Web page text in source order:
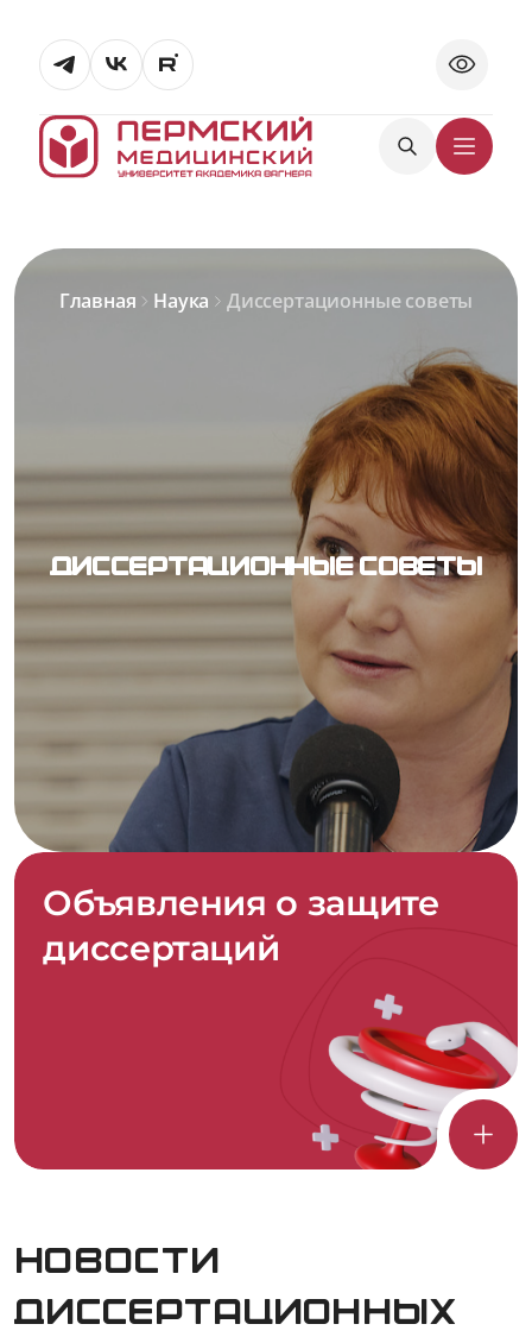
Главная Наука Диссертационные советы
Диссертационные советы
Объявления о защите
диссертаций
Новости
диссертационных